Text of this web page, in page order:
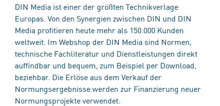
DIN Media ist einer der größten Technikverlage
Europas. Von den Synergien zwischen DIN und DIN
Media profitieren heute mehr als 150.000 Kunden
weltweit. Im Webshop der DIN Media sind Normen,
technische Fachliteratur und Dienstleistungen direkt
auffindbar und bequem, zum Beispiel per Download,
beziehbar. Die Erlöse aus dem Verkauf der
Normungsergebnisse werden zur Finanzierung neuer
Normungsprojekte verwendet.